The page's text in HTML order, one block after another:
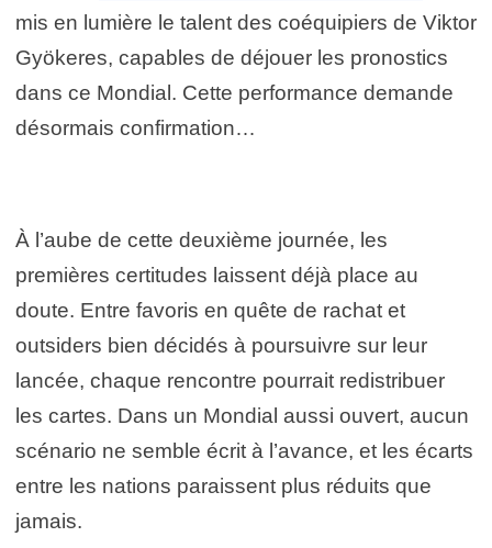
mis en lumière le talent des coéquipiers de Viktor
Gyökeres, capables de déjouer les pronostics
dans ce Mondial. Cette performance demande
désormais confirmation…
À l’aube de cette deuxième journée, les
premières certitudes laissent déjà place au
doute. Entre favoris en quête de rachat et
outsiders bien décidés à poursuivre sur leur
lancée, chaque rencontre pourrait redistribuer
les cartes. Dans un Mondial aussi ouvert, aucun
scénario ne semble écrit à l’avance, et les écarts
entre les nations paraissent plus réduits que
jamais.